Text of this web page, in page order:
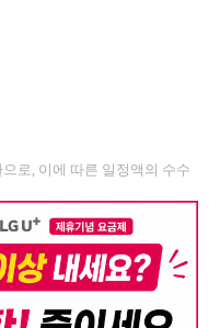
로, 이에 따른 일정액의 수수